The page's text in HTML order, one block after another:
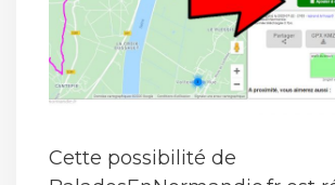
Cette possibilité de